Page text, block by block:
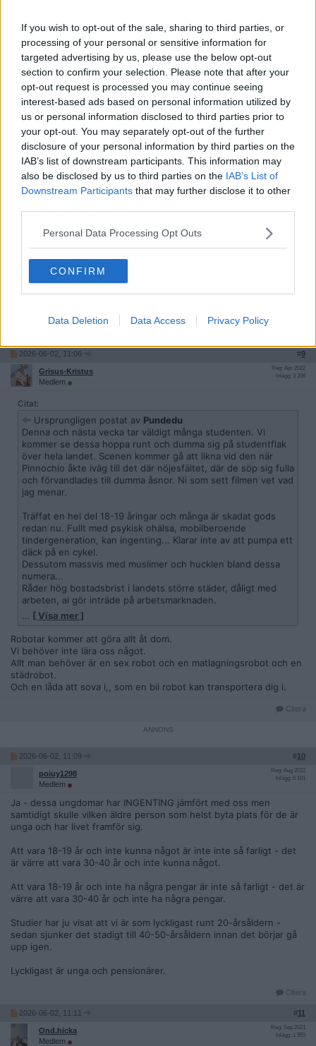
If you wish to opt-out of the sale, sharing to third parties, or
processing of your personal or sensitive information for
targeted advertising by us, please use the below opt-out
section to confirm your selection. Please note that after your
opt-out request is processed you may continue seeing
interest-based ads based on personal information utilized by
us or personal information disclosed to third parties prior to
your opt-out. You may separately opt-out of the further
disclosure of your personal information by third parties on the
IAB’s list of downstream participants. This information may
also be disclosed by us to third parties on the IAB’s List of
Downstream Participants that may further disclose it to other
Personal Data Processing Opt Outs
CONFIRM
Data Deletion Data Access Privacy Policy
2026-06-02, 10:38
Sladdsnus
Medlem
Reg: Apr 2026
Suger kuk som i en förjävlig situation eller suger kuk som i ett
aktivt sexliv?
Citera
2026-06-02, 11:05
TheJesuit
Medlem
Reg: Jun 2025
Citat:
Ursprungligen postat av
Sladdsnus
Suger kuk som i en förjävlig situation eller suger kuk som i
ett aktivt sexliv?
TS pekar ut att en stor del av ungdomarna inte kan någonting, så
2026-06-02, 11:06 #9
Grisus-Kristus
Medlem
Reg: Apr 2022
Inlägg: 3 206
Citat:
Ursprungligen postat av Pundedu
Denna och nästa vecka tar väldigt många studenten. Vi
kommer se dessa hoppa runt och dumma sig på studentflak
över hela landet. Scenen kommer gå att likna vid den när
Pinnochio åkte iväg till det där nöjesfältet, där de söp sig fulla
och förvandlades till dumma åsnor. Ni som sett filmen vet vad
jag menar.
Träffat en hel del 18-19 åringar och många är skadat gods
redan nu. Fullt med psykisk ohälsa, mobilberoende
tindergeneration, kan ingenting... Klarar inte av att pumpa ett
däck på en cykel.
Dessutom massvis med muslimer och hucklen bland dessa
numera...
Råder hög bostadsbrist i landets större städer, dåligt med
arbeten, ai gör inträde på arbetsmarknaden.
Finns det något att se fram emot för dessa?
Kommer samhället har nytta av de???
… [ Visa mer ]
Robotar kommer att göra allt åt dom.
Vi behöver inte lära oss något.
Allt man behöver är en sex robot och en matlagningsrobot och en
städrobot.
Och en låda att sova i,, som en bil robot kan transportera dig i.
Citera
2026-06-02, 11:09 #10
poiuy1298
Medlem
Reg: Aug 2022
Inlägg: 6 191
Ja - dessa ungdomar har INGENTING jämfört med oss men
samtidigt skulle vilken äldre person som helst byta plats för de är
unga och har livet framför sig.
Att vara 18-19 år och inte kunna något är inte inte så farligt - det
är värre att vara 30-40 år och inte kunna något.
Att vara 18-19 år och inte ha några pengar är inte så farligt - det är
värre att vara 30-40 år och inte ha några pengar.
Studier har ju visat att vi är som lyckligast runt 20-årsåldern -
sedan sjunker det stadigt till 40-50-årsåldern innan det börjar gå
upp igen.
Lyckligast är unga och pensionärer.
Citera
2026-06-02, 11:11 #11
Ond.hicka
Medlem
Reg: Sep 2021
Inlägg: 1 955